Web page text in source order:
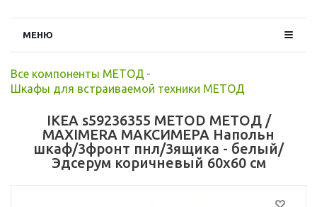
МЕНЮ
Все компоненты МЕТОД -
Шкафы для встраиваемой техники МЕТОД
IKEA s59236355 METOD МЕТОД /
MAXIMERA МАКСИМЕРА Напольн
шкаф/3фронт пнл/3ящика - белый/
Эдсерум коричневый 60x60 см